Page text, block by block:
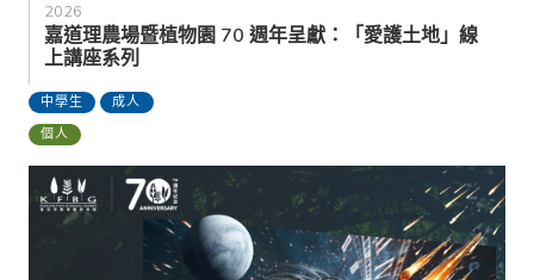
2026
嘉道理農場暨植物園 70 週年呈獻：「愛護土地」線
上講座系列
中學生
成人
個人